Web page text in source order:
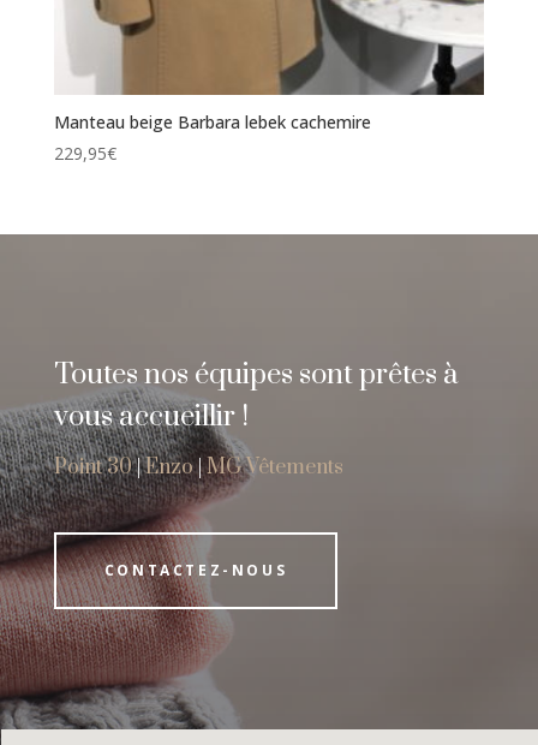
Manteau beige Barbara lebek cachemire
229,95€
Toutes nos équipes sont prêtes à
vous accueillir !
Point 30|Enzo|MG Vêtements
CONTACTEZ-NOUS